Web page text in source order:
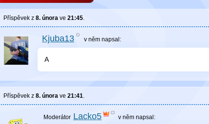
Příspěvek z 8. února ve 21:45.
Kjuba13 v němnapsal:
A
Příspěvek z 8. února ve 21:41.
Lacko5 v něm napsal: